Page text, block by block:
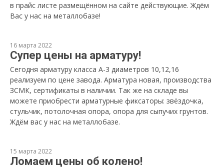
в прайс листе размещённом на сайте действующие. Ждём
Вас у нас на металлобазе!
16 марта 2022
Супер цены на арматуру!
Сегодня арматуру класса А-3 диаметров 10,12,16
реализуем по цене завода. Арматура новая, производства
ЗСМК, сертификаты в наличии. Так же на складе вы
можете приобрести арматурные фиксаторы: звёздочка,
стульчик, потолочная опора, опора для сыпучих грунтов.
Ждём вас у нас на металлобазе.
15 марта 2022
Ломаем цены об колено!